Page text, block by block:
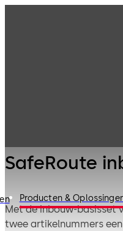
Producten &
SafeRoute
Met de inbouw-basisset
twee artikelnummers